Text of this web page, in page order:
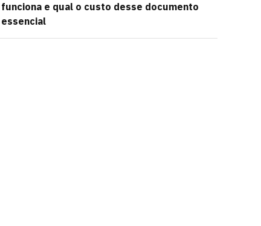
funciona e qual o custo desse documento
essencial